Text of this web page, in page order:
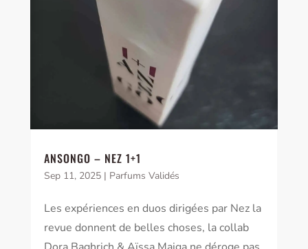
ANSONGO – NEZ 1+1
Sep 11, 2025| Parfums Validés
Les expériences en duos dirigées par Nez la
revue donnent de belles choses, la collab